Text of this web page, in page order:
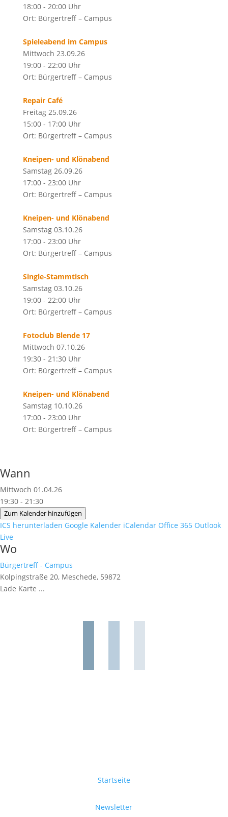
18:00 - 20:00 Uhr
Ort: Bürgertreff – Campus
Spieleabend im Campus
Mittwoch 23.09.26
19:00 - 22:00 Uhr
Ort: Bürgertreff – Campus
Repair Café
Freitag 25.09.26
15:00 - 17:00 Uhr
Ort: Bürgertreff – Campus
Kneipen- und Klönabend
Samstag 26.09.26
17:00 - 23:00 Uhr
Ort: Bürgertreff – Campus
Kneipen- und Klönabend
Samstag 03.10.26
17:00 - 23:00 Uhr
Ort: Bürgertreff – Campus
Single-Stammtisch
Samstag 03.10.26
19:00 - 22:00 Uhr
Ort: Bürgertreff – Campus
Fotoclub Blende 17
Mittwoch 07.10.26
19:30 - 21:30 Uhr
Ort: Bürgertreff – Campus
Kneipen- und Klönabend
Samstag 10.10.26
17:00 - 23:00 Uhr
Ort: Bürgertreff – Campus
Wann
Mittwoch 01.04.26
19:30 - 21:30
Zum Kalender hinzufügen
ICS herunterladen Google Kalender iCalendar Office 365 Outlook
Live
Wo
Bürgertreff - Campus
Kolpingstraße 20, Meschede, 59872
Lade Karte ...
Startseite
Newsletter